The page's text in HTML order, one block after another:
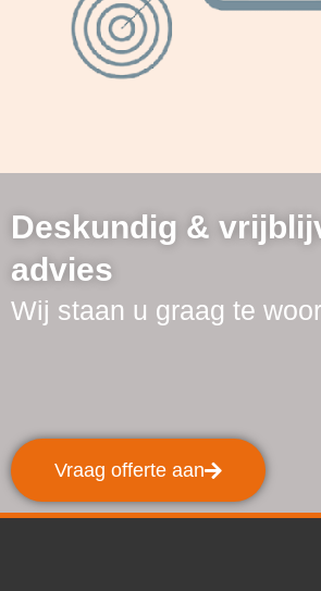
Deskundig &
advies
Wij staan u graag te
Vraag offerte aan